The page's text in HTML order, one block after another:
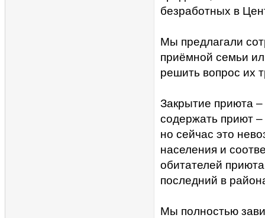
безработных в
Мы предлагали
приёмной семьи
решить вопрос их
Закрытие приюта
содержать приют
но сейчас это
населения и
обитателей
последний в
Мы полностью